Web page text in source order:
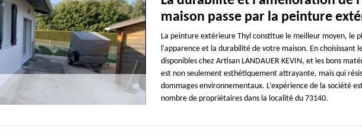
maison passe par la peinture
La peinture extérieure Thyl constitue le meilleur moyen, le
l'apparence et la durabilité de votre maison. En choisissant
disponibles chez Artisan LANDAUER KEVIN, et les bons
est non seulement esthétiquement attrayante, mais qui
dommages environnementaux. L’expérience de la société
nombre de propriétaires dans la localité du 73140.